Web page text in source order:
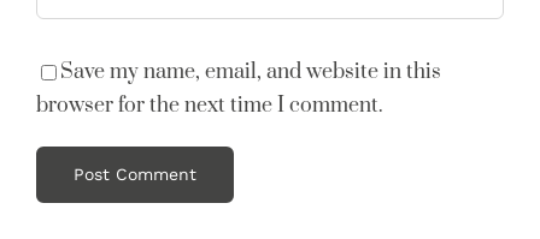
Save my name, email, and website in this
browser for the next time I comment.